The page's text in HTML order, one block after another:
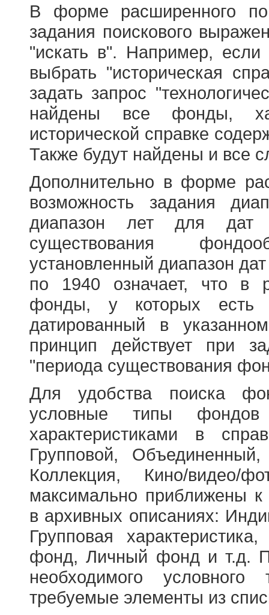
В форме расширенного
задания поискового
"искать в". Например,
выбрать "историческая
задать запрос
найдены все фонды,
исторической справке
Также будут найдены и все
Дополнительно в форме
возможность задания
диапазон лет для
существования
установленный диапазон
по 1940 означает, что в
фонды, у которых есть
датированный в
принцип действует при
"периода существования
Для удобства поиска
условные типы
характеристиками в
Групповой,
Коллекция, Кино/
максимально приближены
в архивных описаниях:
Групповая
фонд, Личный фонд и т.д.
необходимого
требуемые элементы из